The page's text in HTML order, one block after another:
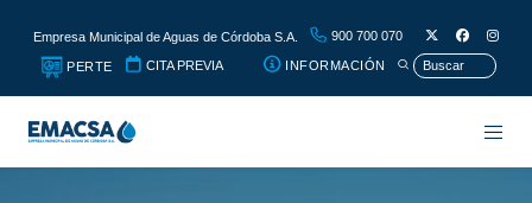
Empresa Municipal de Aguas de Córdoba S.A. 900 700 070
PERTE CITA PREVIA INFORMACIÓN